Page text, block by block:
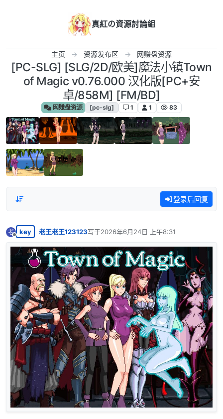
真紅の資源討論組
主页 资源发布区 网赚盘资源
[PC-SLG] [SLG/2D/欧美]魔法小镇Town
of Magic v0.76.000 汉化版[PC+安
卓/858M] [FM/BD]
网赚盘资源 [pc-slg] 1 1 83
登录后回复
老
离线
key 老王老王123123写于2026年6月24日 上午8:31
最后由 编辑